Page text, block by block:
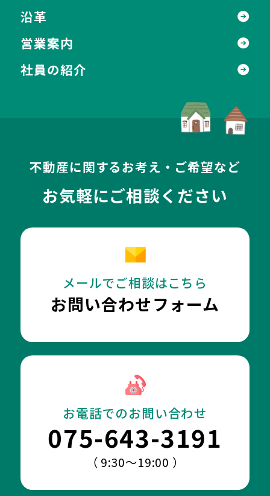
沿革
営業案内
社員の紹介
不動産に関するお考え・ご希望など
お気軽にご相談ください
メールでご相談はこちら
お問い合わせフォーム
お電話でのお問い合わせ
075-643-3191
（ 9:30～19:00 ）